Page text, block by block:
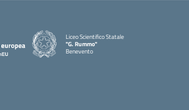
Liceo Scientifico Statale
"G. Rummo"
Benevento